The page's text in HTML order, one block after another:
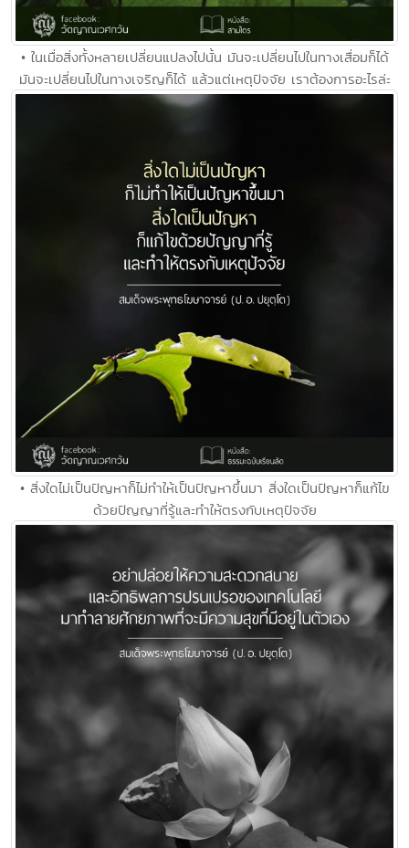
• ในเมื่อสิ่งทั้งหลายเปลี่ยนแปลงไปนั้น มันจะเปลี่ยนไปในทางเสื่อมก็ได้
มันจะเปลี่ยนไปในทางเจริญก็ได้ แล้วแต่เหตุปัจจัย เราต้องการอะไรล่ะ
• สิ่งใดไม่เป็นปัญหาก็ไม่ทำให้เป็นปัญหาขึ้นมา สิ่งใดเป็นปัญหาก็แก้ไข
ด้วยปัญญาที่รู้และทำให้ตรงกับเหตุปัจจัย